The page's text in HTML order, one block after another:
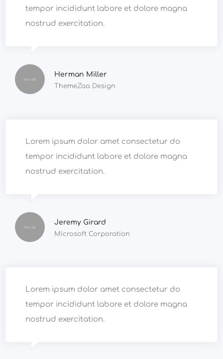
tempor incididunt labore et dolore magna
nostrud exercitation.
Herman Miller
ThemeZaa Design
Lorem ipsum dolor amet consectetur do
tempor incididunt labore et dolore magna
nostrud exercitation.
Jeremy Girard
Microsoft Corporation
Lorem ipsum dolor amet consectetur do
tempor incididunt labore et dolore magna
nostrud exercitation.